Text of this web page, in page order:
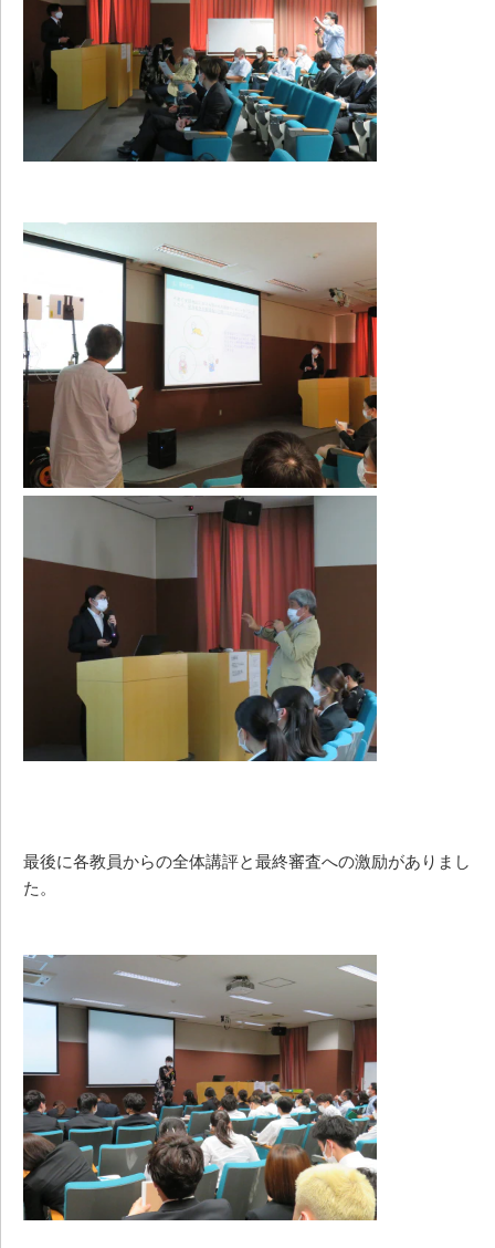
最後に各教員からの全体講評と最終審査への激励がありまし
た。